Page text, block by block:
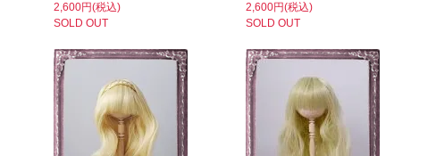
2,600円(税込)
SOLD OUT
2,600円(税込)
SOLD OUT